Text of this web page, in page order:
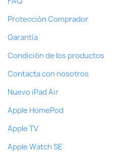
Protección Comprador
Garantía
Condición de los productos
Contacta con nosotros
Nuevo iPad Air
Apple HomePod
Apple TV
Apple Watch SE